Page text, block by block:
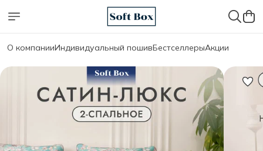
О компанииИндивидуальный пошивБестселлерыАкции